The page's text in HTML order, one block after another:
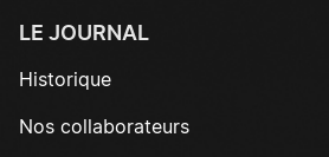
LE JOURNAL
Historique
Nos collaborateurs